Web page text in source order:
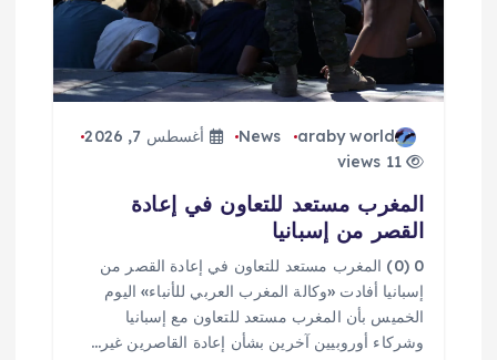
ت
araby world
News
أغسطس 7, 2026
11 views
المغرب مستعد للتعاون في إعادة
القصر من إسبانيا
0 (0) المغرب مستعد للتعاون في إعادة القصر من
إسبانيا أفادت «وكالة المغرب العربي للأنباء» اليوم
الخميس بأن المغرب مستعد للتعاون مع إسبانيا
وشركاء أوروبيين آخرين بشأن إعادة القاصرين غير…